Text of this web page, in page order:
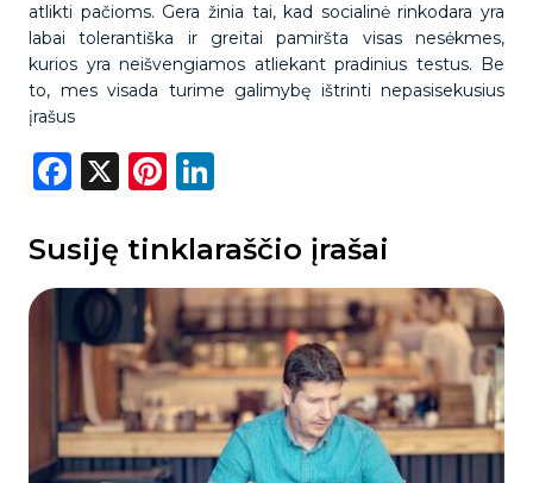
atlikti pačioms. Gera žinia tai, kad socialinė rinkodara yra
labai tolerantiška ir greitai pamiršta visas nesėkmes,
kurios yra neišvengiamos atliekant pradinius testus. Be
to, mes visada turime galimybę ištrinti nepasisekusius
įrašus
Facebook
X Pinterest
Susiję tinklaraščio įrašai